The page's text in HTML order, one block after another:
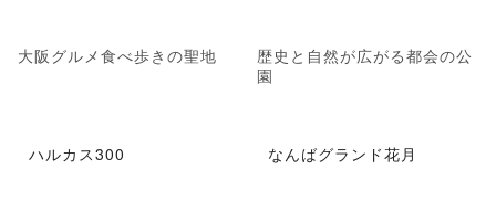
大阪グルメ食べ歩きの聖地
歴史と自然が広がる都会の公
園
ハルカス300 なんばグランド花月